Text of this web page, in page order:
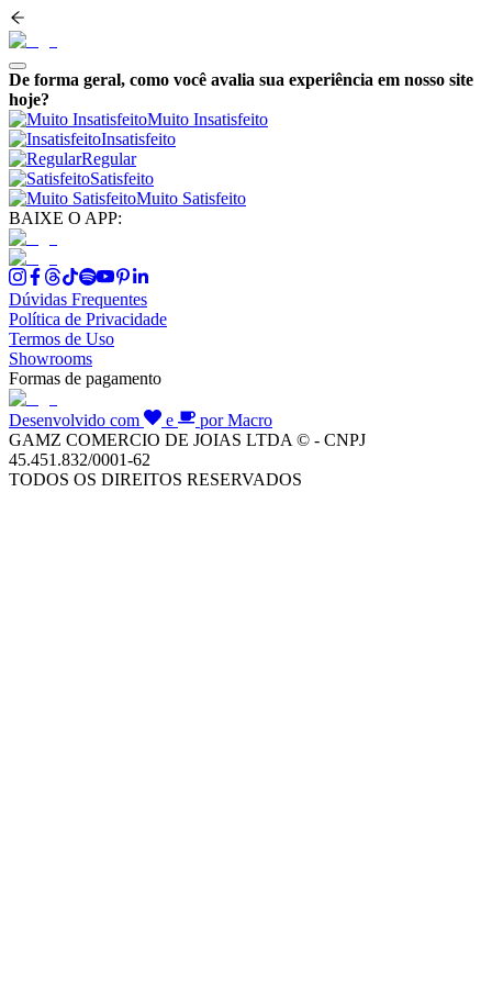
De forma geral, como você avalia sua experiência em nosso site
hoje?
Muito Insatisfeito
Insatisfeito
Regular
Satisfeito
Muito Satisfeito
BAIXE O APP:
Dúvidas Frequentes
Política de Privacidade
Termos de Uso
Showrooms
Formas de pagamento
Desenvolvido com e
por Macro
GAMZ COMERCIO DE JOIAS LTDA © - CNPJ
45.451.832/0001-62
TODOS OS DIREITOS RESERVADOS